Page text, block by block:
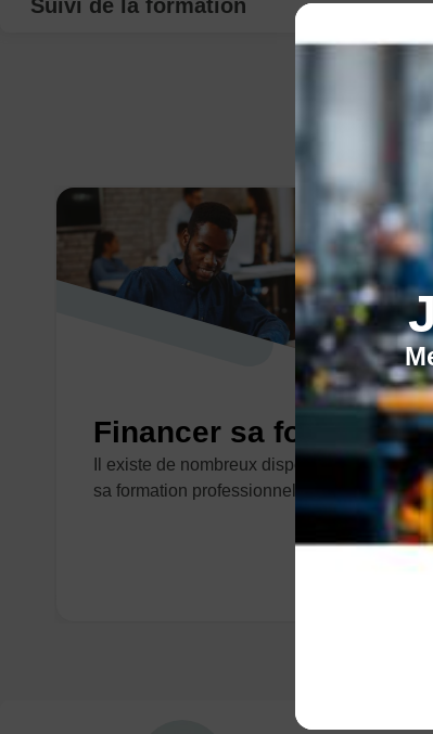
Suivi de la formation
Financer sa formation
Il existe de nombreux dispositifs pour
sa formation professionnelle.